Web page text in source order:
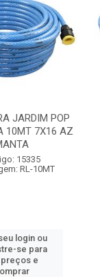
JARDIM POP
10MT 7X16 AZ
15335
RL-10MT
login ou
se para
e